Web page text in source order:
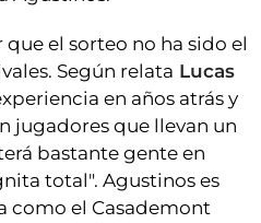
el sorteo no ha sido el
Según relata Lucas
en años atrás y
jugadores que llevan un
bastante gente en
total". Agustinos es
como el Casademont